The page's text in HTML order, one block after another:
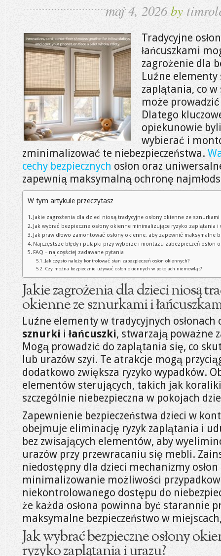
maj 4, 2026by
Tradycyjne
łańcuszkami
zagrożenie dla
Luźne
zaplątania, co
może
Dlatego
opiekunowie
wybierać i
zminimalizować te niebezpieczeństwa.
cechy bezpiecznych osłon oraz
zapewnią maksymalną ochronę
W tym artykule przeczytasz
Jakie zagrożenia dla dzieci niosą tradycyjne osłony okienne ze sznurkami
Jak wybrać bezpieczne osłony okienne minimalizujące ryzyko zaplątania i
Jak prawidłowo zamontować osłony okienne, aby zapewnić maksymalne
Najczęstsze błędy i pułapki przy wyborze i montażu zabezpieczeń osłon
FAQ – najczęściej zadawane pytania
Jak często należy kontrolować stan zabezpieczeń osłon okiennych?
Czy można bezpiecznie używać osłon okiennych w pokojach niemowląt?
Jakie zagrożenia dla dzieci niosą
okienne ze sznurkami i
Luźne elementy w tradycyjnych
sznurki i łańcuszki, stwarzają poważne
Mogą prowadzić do zaplątania się, co
lub urazów szyi. Te atrakcje mogą
dodatkowo zwiększa ryzyko wypadków.
elementów sterujących, takich jak
szczególnie niebezpieczna w pokojach
Zapewnienie bezpieczeństwa dzieci w
obejmuje eliminację ryzyk zaplątania i
bez zwisających elementów, aby
urazów przy przewracaniu się mebli.
niedostępny dla dzieci mechanizmy
minimalizowanie możliwości
niekontrolowanego dostępu do
że każda osłona powinna być starannie
maksymalne bezpieczeństwo w
Jak wybrać bezpieczne osłony
ryzyko zaplątania i urazu?